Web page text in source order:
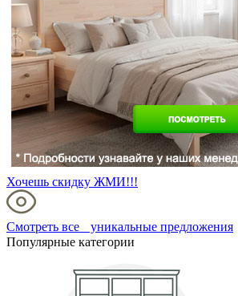
Хочешь скидку ЖМИ!!!
Смотреть все уникальные предложения
Популярные категории